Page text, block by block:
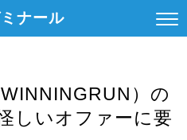
ナール
）の
しいオファーに要